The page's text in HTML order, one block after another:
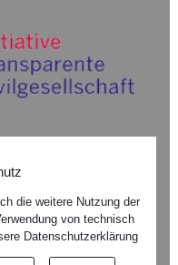
die weitere Nutzung der
von technisch
Datenschutzerklärung